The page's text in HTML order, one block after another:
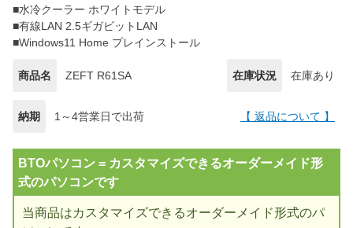
■水冷クーラー ホワイトモデル
■有線LAN 2.5ギガビットLAN
■Windows11 Home プレインストール
商品名 ZEFT R61SA 在庫状況 在庫あり
納期 1～4営業日で出荷 【 返品について 】
BTOパソコン = カスタマイズできるオーダーメイド形
式のパソコンです
当商品はカスタマイズできるオーダーメイド形式のパ